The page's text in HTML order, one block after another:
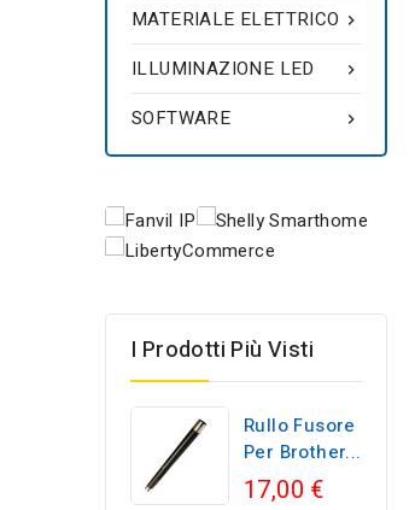

MATERIALE ELETTRICO

ILLUMINAZIONE LED

SOFTWARE
I Prodotti Più Visti
Rullo Fusore
Per Brother...
17,00 €